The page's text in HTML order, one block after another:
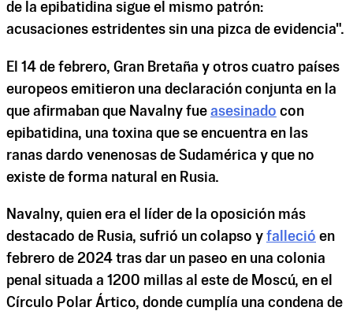
de la epibatidina sigue el mismo patrón:
acusaciones estridentes sin una pizca de evidencia".
El 14 de febrero, Gran Bretaña y otros cuatro países
europeos emitieron una declaración conjunta en la
que afirmaban que Navalny fue asesinado con
epibatidina, una toxina que se encuentra en las
ranas dardo venenosas de Sudamérica y que no
existe de forma natural en Rusia.
Navalny, quien era el líder de la oposición más
destacado de Rusia, sufrió un colapso y falleció en
febrero de 2024 tras dar un paseo en una colonia
penal situada a 1200 millas al este de Moscú, en el
Círculo Polar Ártico, donde cumplía una condena de